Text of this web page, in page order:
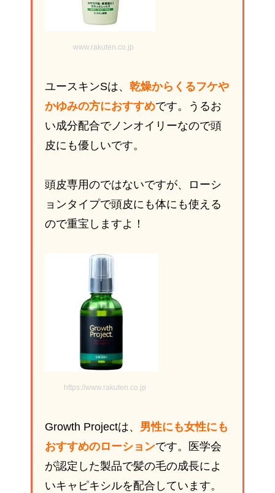
www.rakuten.co.jp
ユースキンSは、 乾燥からくるフケや
かゆみの方におすすめです。うるお
い成分配合でノンオイリーなので頭
皮にも優しいです。
頭皮専用のではないですが、ローシ
ョンタイプで頭皮にも体にも使える
ので重宝しますよ！
https://www.rakuten.co.jp
Growth Projectは、 男性にも女性にも
おすすめのローションです。医学会
が認定した製品で髪の毛の成長によ
いキャピキシルを配合しています。